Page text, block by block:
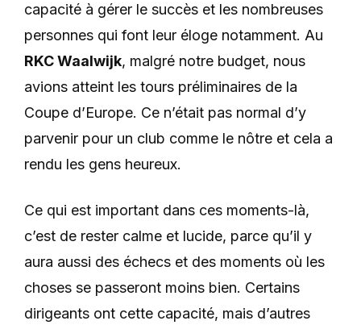
capacité à gérer le succès et les nombreuses
personnes qui font leur éloge notamment. Au
RKC Waalwijk, malgré notre budget, nous
avions atteint les tours préliminaires de la
Coupe d’Europe. Ce n’était pas normal d’y
parvenir pour un club comme le nôtre et cela a
rendu les gens heureux.
Ce qui est important dans ces moments-là,
c’est de rester calme et lucide, parce qu’il y
aura aussi des échecs et des moments où les
choses se passeront moins bien. Certains
dirigeants ont cette capacité, mais d’autres